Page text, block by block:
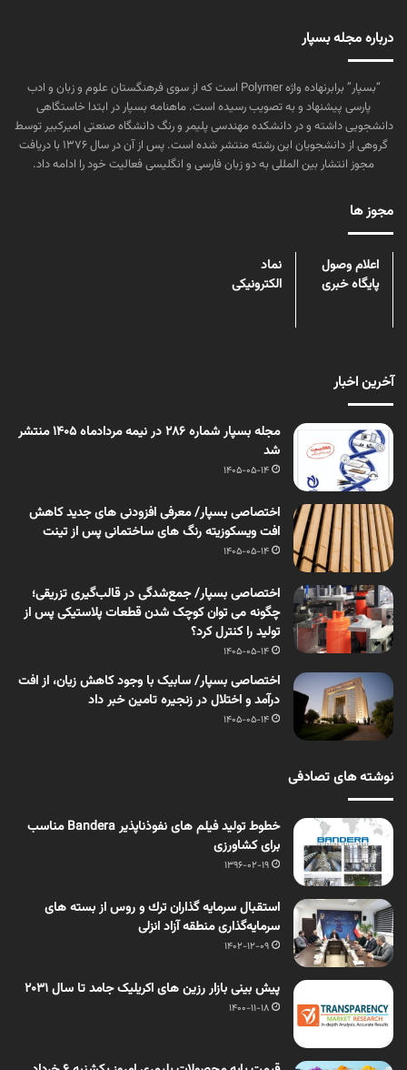
درباره مجله بسپار
“بسپار” برابرنهاده واژه Polymer است که از سوی فرهنگستان علوم و زبان و ادب
پارسی پیشنهاد و به تصویب رسیده است. ماهنامه بسپار در ابتدا خاستگاهی
دانشجویی داشته و در دانشکده مهندسی پلیمر و رنگ دانشگاه صنعتی امیرکبیر توسط
گروهی از دانشجویان این رشته منتشر شده است. پس از آن در سال ۱۳۷۶ با دریافت
مجوز انتشار بین المللی به دو زبان فارسی و انگلیسی فعالیت خود را ادامه داد.
مجوز ها
اعلام وصول
پایگاه خبری
نماد
الکترونیکی
آخرین اخبار
مجله بسپار شماره 286 در نیمه مردادماه 1405 منتشر
شد
1405-05-14
اختصاصی بسپار/ معرفی افزودنی های جدید کاهش
افت ویسکوزیته رنگ های ساختمانی پس از تینت
1405-05-14
اختصاصی بسپار/ جمع‌شدگی در قالب‌گیری تزریقی؛
چگونه می توان کوچک شدن قطعات پلاستیکی پس از
تولید را کنترل کرد؟
1405-05-14
اختصاصی بسپار/ سابیک با وجود کاهش زیان، از افت
درآمد و اختلال در زنجیره تامین خبر داد
1405-05-14
نوشته های تصادفی
خطوط تولید فیلم های نفوذناپذیر Bandera مناسب
برای کشاورزی
1396-02-19
استقبال سرمایه گذاران ترك و روس از بسته های
سرمایه‌گذاری منطقه آزاد انزلی
1402-12-09
پیش بینی بازار رزین های اکریلیک جامد تا سال 2031
1400-11-18